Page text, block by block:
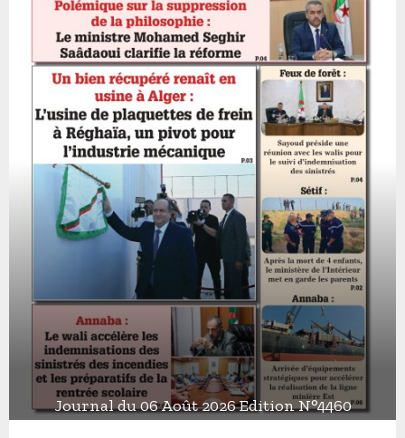
Journal du 06 Août 2026 Edition N°4460